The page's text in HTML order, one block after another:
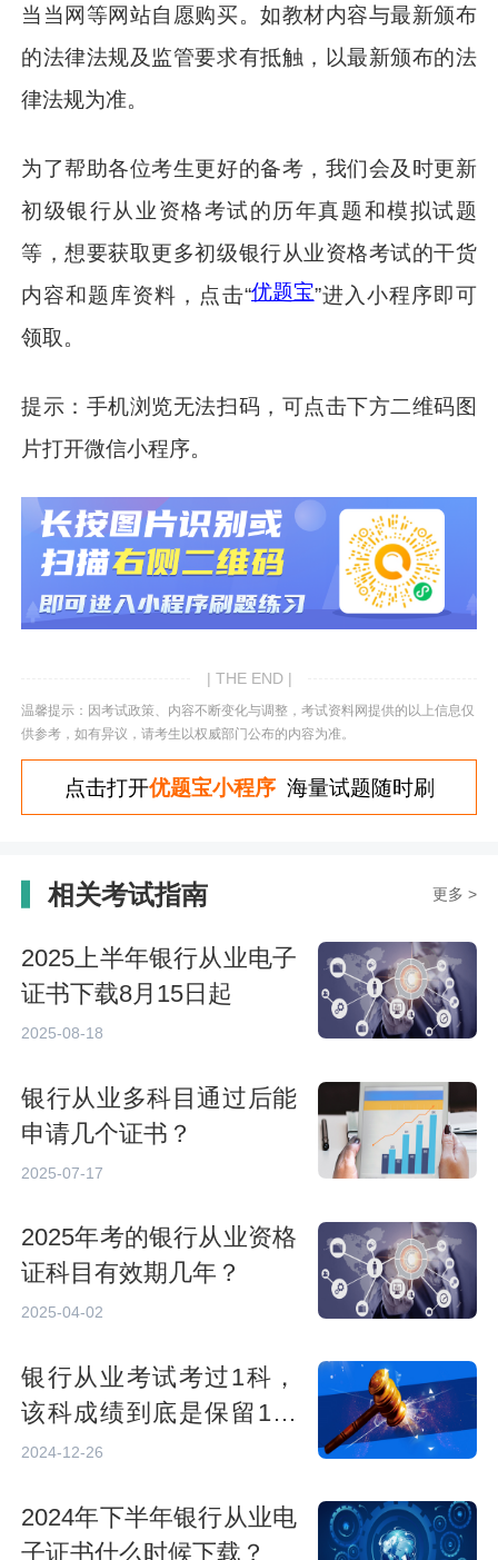
当当网等网站自愿购买。如教材内容与最新颁布
的法律法规及监管要求有抵触，以最新颁布的法
律法规为准。
为了帮助各位考生更好的备考，我们会及时更新
初级银行从业资格考试的历年真题和模拟试题
等，想要获取更多初级银行从业资格考试的干货
内容和题库资料，点击“优题宝”进入小程序即可
领取。
提示：手机浏览无法扫码，可点击下方二维码图
片打开微信小程序。
| THE END |
温馨提示：因考试政策、内容不断变化与调整，考试资料网提供的以上信息仅
供参考，如有异议，请考生以权威部门公布的内容为准。
点击打开优题宝小程序海量试题随时刷
相关考试指南 更多 >
2025上半年银行从业电子
证书下载8月15日起
2025-08-18
银行从业多科目通过后能
申请几个证书？
2025-07-17
2025年考的银行从业资格
证科目有效期几年？
2025-04-02
银行从业考试考过1科，
该科成绩到底是保留1年
还是半年？
2024-12-26
2024年下半年银行从业电
子证书什么时候下载？